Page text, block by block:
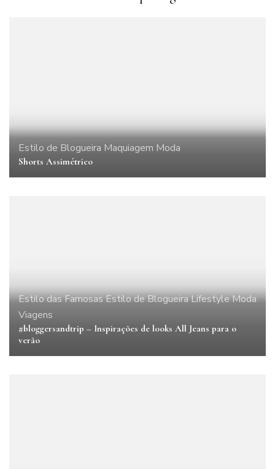
Estilo de Blogueira Maquiagem Moda
Shorts Assimétrico
Estilo das FamosasEstilo de BlogueiraLifestyleModa
Viagens
#bloggersandtrip – Inspirações de looks All Jeans para o
verão